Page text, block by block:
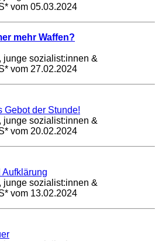
vom 05.03.2024
mehr Waffen?
junge sozialist:innen &
vom 27.02.2024
Gebot der Stunde!
junge sozialist:innen &
vom 20.02.2024
Aufklärung
junge sozialist:innen &
vom 13.02.2024